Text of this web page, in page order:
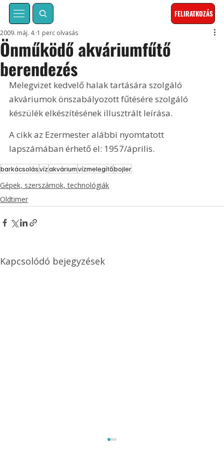
FELIRATKOZÁS
Önműködő akváriumfűtő
berendezés
2009. máj. 4. 1 perc olvasás
Melegvizet kedvelő halak tartására szolgáló
akváriumok önszabályozott fűtésére szolgáló
készülék elkészítésének illusztrált leírása.
A cikk az Ezermester alábbi nyomtatott
lapszámában érhető el: 1957/április.
barkácsolásvízakváriumvízmelegítőbojler
Gépek, szerszámok, technológiák
Oldtimer
Kapcsolódó bejegyzések